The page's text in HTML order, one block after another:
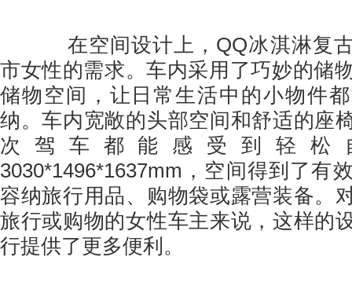
在空间设计上，QQ冰淇淋复古
市女性的需求。车内采用了巧妙的储
储物空间，让日常生活中的小物件
纳。车内宽敞的头部空间和舒适的座
次驾车都能感受到轻松
3030*1496*1637mm，空间得到了有
容纳旅行用品、购物袋或露营装备。
旅行或购物的女性车主来说，这样的
行提供了更多便利。